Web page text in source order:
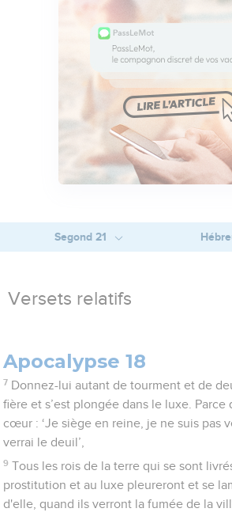
Segond 21
Versets relatifs
Apocalypse 18
7 Donnez-lui autant de tourment et de
fière et s’est plongée dans le luxe. Parce
cœur : ‘Je siège en reine, je ne suis pas
verrai le deuil’,
9 Tous les rois de la terre qui se sont
prostitution et au luxe pleureront et se
d'elle, quand ils verront la fumée de la